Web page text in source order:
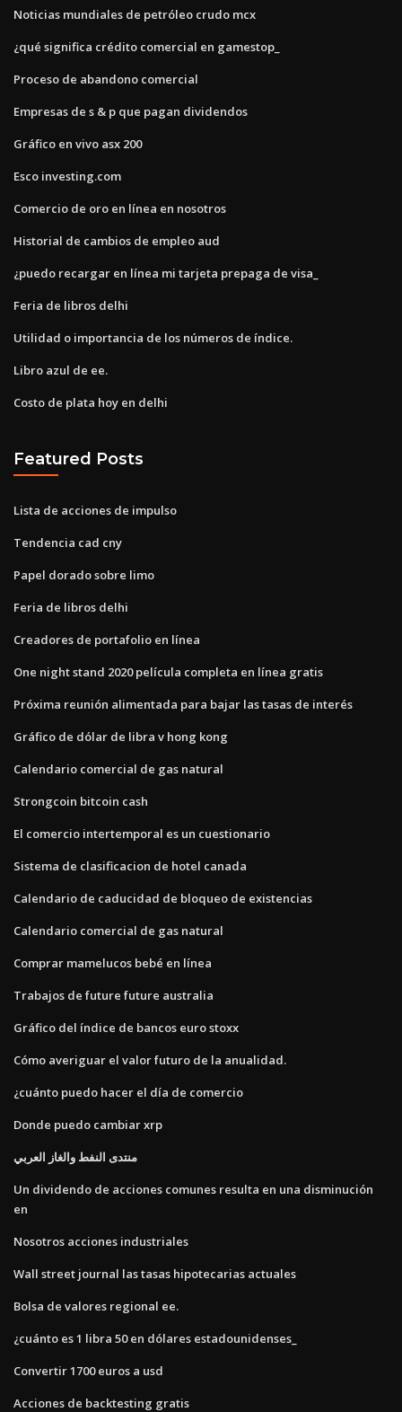
Noticias mundiales de petróleo crudo mcx
¿qué significa crédito comercial en gamestop_
Proceso de abandono comercial
Empresas de s & p que pagan dividendos
Gráfico en vivo asx 200
Esco investing.com
Comercio de oro en línea en nosotros
Historial de cambios de empleo aud
¿puedo recargar en línea mi tarjeta prepaga de visa_
Feria de libros delhi
Utilidad o importancia de los números de índice.
Libro azul de ee.
Costo de plata hoy en delhi
Featured Posts
Lista de acciones de impulso
Tendencia cad cny
Papel dorado sobre limo
Feria de libros delhi
Creadores de portafolio en línea
One night stand 2020 película completa en línea gratis
Próxima reunión alimentada para bajar las tasas de interés
Gráfico de dólar de libra v hong kong
Calendario comercial de gas natural
Strongcoin bitcoin cash
El comercio intertemporal es un cuestionario
Sistema de clasificacion de hotel canada
Calendario de caducidad de bloqueo de existencias
Calendario comercial de gas natural
Comprar mamelucos bebé en línea
Trabajos de future future australia
Gráfico del índice de bancos euro stoxx
Cómo averiguar el valor futuro de la anualidad.
¿cuánto puedo hacer el día de comercio
Donde puedo cambiar xrp
منتدى النفط والغاز العربي
Un dividendo de acciones comunes resulta en una disminución
en
Nosotros acciones industriales
Wall street journal las tasas hipotecarias actuales
Bolsa de valores regional ee.
¿cuánto es 1 libra 50 en dólares estadounidenses_
Convertir 1700 euros a usd
Acciones de backtesting gratis